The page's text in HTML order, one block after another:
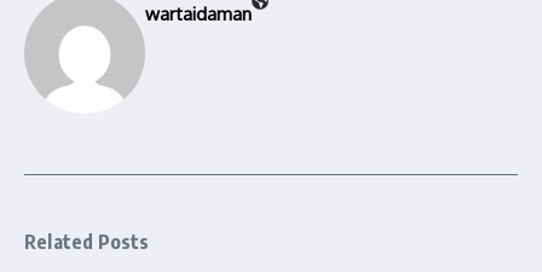
wartaidaman
Related Posts